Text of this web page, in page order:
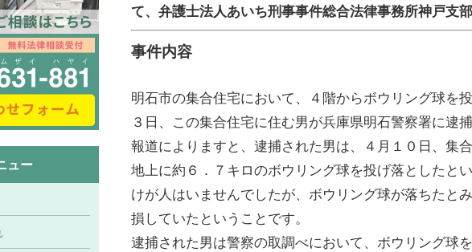
て、弁護士法人あいち刑事事件総合法律事務所神戸支部
事件内容
明石市の集合住宅において、４階からボウリング球を
３日、この集合住宅に住む男が兵庫県明石警察署に逮捕
報道によりますと、逮捕された男は、４月１０日、集
地上に約６．７キロのボウリング球を投げ落としたとい
けが人はいませんでしたが、ボウリング球が落ちたと
損していたということです。
逮捕された男は警察の取調べにおいて、ボウリング球
ュー